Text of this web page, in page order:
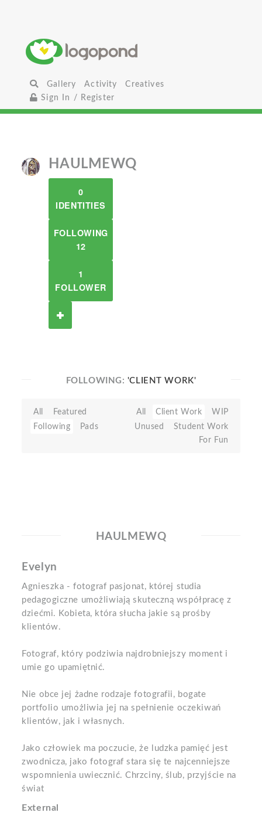
Gallery Activity
Creatives
Sign In / Register
HAULMEWQ
0
IDENTITIES
FOLLOWING
12
1
FOLLOWER
FOLLOWING: 'CLIENT WORK'
All
Featured
Following
Pads
All Client Work
WIP
Unused
Student Work
For Fun
HAULMEWQ
Evelyn
Agnieszka - fotograf pasjonat, której studia
pedagogiczne umożliwiają skuteczną współpracę z
dziećmi. Kobieta, która słucha jakie są prośby
klientów.
Fotograf, który podziwia najdrobniejszy moment i
umie go upamiętnić.
Nie obce jej żadne rodzaje fotografii, bogate
portfolio umożliwia jej na spełnienie oczekiwań
klientów, jak i własnych.
Jako człowiek ma poczucie, że ludzka pamięć jest
zwodnicza, jako fotograf stara się te najcenniejsze
wspomnienia uwiecznić. Chrzciny, ślub, przyjście na
świat
External